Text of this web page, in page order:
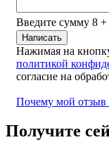
Введите сумму 8 +
Нажимая на
политикой
согласие на
Почему мой отзыв
Получите